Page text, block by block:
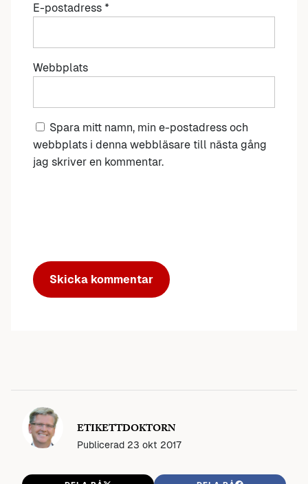
E-postadress *
Webbplats
Spara mitt namn, min e-postadress och
webbplats i denna webbläsare till nästa gång
jag skriver en kommentar.
ETIKETTDOKTORN
Publicerad 23 okt 2017